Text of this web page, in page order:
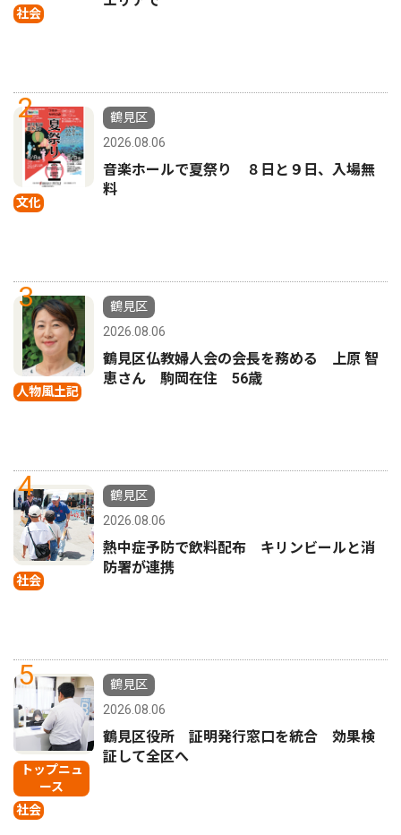
社会
2
文化
鶴見区
2026.08.06
音楽ホールで夏祭り ８日と９日、入場無
料
3
人物風土記
鶴見区
2026.08.06
鶴見区仏教婦人会の会長を務める 上原 智
恵さん 駒岡在住 56歳
4
社会
鶴見区
2026.08.06
熱中症予防で飲料配布 キリンビールと消
防署が連携
5
トップニュ
ース
社会
鶴見区
2026.08.06
鶴見区役所 証明発行窓口を統合 効果検
証して全区へ